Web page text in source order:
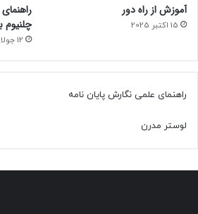
آموزش از راه دور
15 اکتبر 2025
12 جولای 2025
راهنمای علمی نگارش پایان نامه
لوستر مدرن